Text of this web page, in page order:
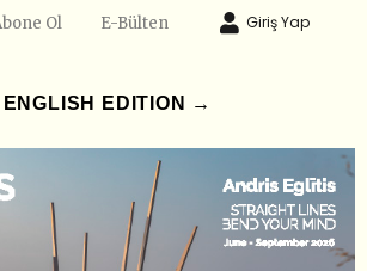
Ol E-Bülten Giriş Yap
ENGLISH EDITION →